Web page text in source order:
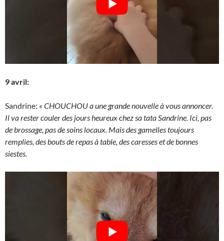
9 avril:
Sandrine: « CHOUCHOU a une grande nouvelle à vous annoncer.
Il va rester couler des jours heureux chez sa tata Sandrine. Ici, pas
de brossage, pas de soins locaux. Mais des gamelles toujours
remplies, des bouts de repas à table, des caresses et de bonnes
siestes.